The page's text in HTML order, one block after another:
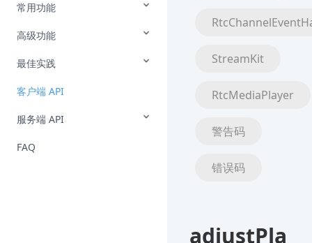
常用功能
高级功能
最佳实践
客户端 API
服务端 API
FAQ
StreamKit
RtcMediaPlayer
警告码
错误码
adjustPla